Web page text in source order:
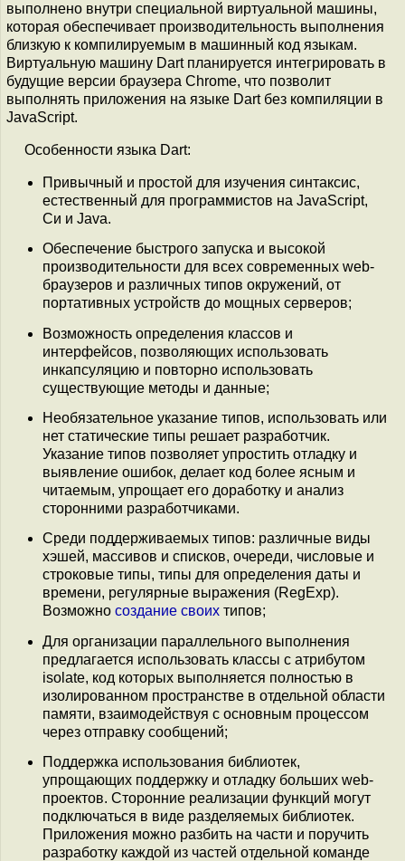
выполнено внутри специальной виртуальной машины,
которая обеспечивает производительность выполнения
близкую к компилируемым в машинный код языкам.
Виртуальную машину Dart планируется интегрировать в
будущие версии браузера Chrome, что позволит
выполнять приложения на языке Dart без компиляции в
JavaScript.
Особенности языка Dart:
Привычный и простой для изучения синтаксис,
естественный для программистов на JavaScript,
Си и Java.
Обеспечение быстрого запуска и высокой
производительности для всех современных web-
браузеров и различных типов окружений, от
портативных устройств до мощных серверов;
Возможность определения классов и
интерфейсов, позволяющих использовать
инкапсуляцию и повторно использовать
существующие методы и данные;
Необязательное указание типов, использовать или
нет статические типы решает разработчик.
Указание типов позволяет упростить отладку и
выявление ошибок, делает код более ясным и
читаемым, упрощает его доработку и анализ
сторонними разработчиками.
Среди поддерживаемых типов: различные виды
хэшей, массивов и списков, очереди, числовые и
строковые типы, типы для определения даты и
времени, регулярные выражения (RegExp).
Возможно создание своих типов;
Для организации параллельного выполнения
предлагается использовать классы с атрибутом
isolate, код которых выполняется полностью в
изолированном пространстве в отдельной области
памяти, взаимодействуя с основным процессом
через отправку сообщений;
Поддержка использования библиотек,
упрощающих поддержку и отладку больших web-
проектов. Сторонние реализации функций могут
подключаться в виде разделяемых библиотек.
Приложения можно разбить на части и поручить
разработку каждой из частей отдельной команде